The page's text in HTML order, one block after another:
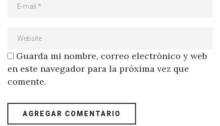
Guarda mi nombre, correo electrónico y web
en este navegador para la próxima vez que
comente.